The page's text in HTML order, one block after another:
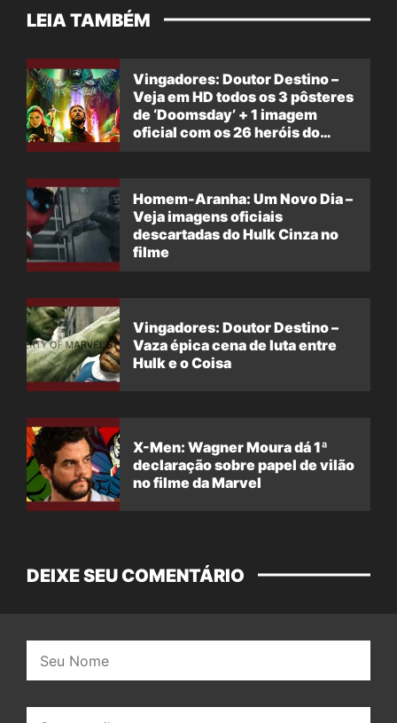
LEIA TAMBÉM
Vingadores: Doutor Destino –
Veja em HD todos os 3 pôsteres
de ‘Doomsday’ + 1 imagem
oficial com os 26 heróis do
Homem-Aranha: Um Novo Dia –
Veja imagens oficiais
descartadas do Hulk Cinza no
filme
Vingadores: Doutor Destino –
Vaza épica cena de luta entre
Hulk e o Coisa
X-Men: Wagner Moura dá 1ª
declaração sobre papel de vilão
no filme da Marvel
DEIXE SEU COMENTÁRIO